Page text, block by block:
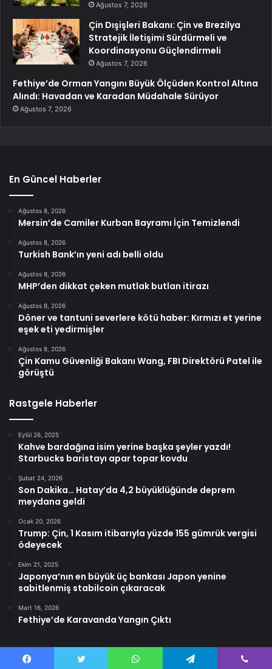
Ağustos 7, 2026
Çin Dışişleri Bakanı: Çin ve Brezilya
Stratejik İletişimi Sürdürmeli ve
Koordinasyonu Güçlendirmeli
Ağustos 7, 2026
Fethiye’de Orman Yangını Büyük Ölçüden Kontrol Altına
Alındı: Havadan ve Karadan Müdahale Sürüyor
Ağustos 7, 2026
En Güncel Haberler
Ağustos 8, 2026
Mersin’de Camiler Kurban Bayramı İçin Temizlendi
Ağustos 8, 2026
Turkish Bank’ın yeni adı belli oldu
Ağustos 8, 2026
MHP’den dikkat çeken mutlak butlan itirazı
Ağustos 8, 2026
Döner ve tantuni severlere kötü haber: Kırmızı et yerine
eşek eti yedirmişler
Ağustos 8, 2026
Çin Kamu Güvenliği Bakanı Wang, FBI Direktörü Patel ile
görüştü
Rastgele Haberler
Eylül 26, 2025
Kahve bardağına isim yerine başka şeyler yazdı!
Starbucks baristayı apar topar kovdu
Şubat 24, 2026
Son Dakika… Hatay’da 4,2 büyüklüğünde deprem
meydana geldi
Ocak 20, 2026
Trump: Çin, 1 Kasım itibarıyla yüzde 155 gümrük vergisi
ödeyecek
Ekim 21, 2025
Japonya’nın en büyük üç bankası Japon yenine
sabitlenmiş stabilcoin çıkaracak
Mart 16, 2026
Fethiye’de Karavanda Yangın Çıktı